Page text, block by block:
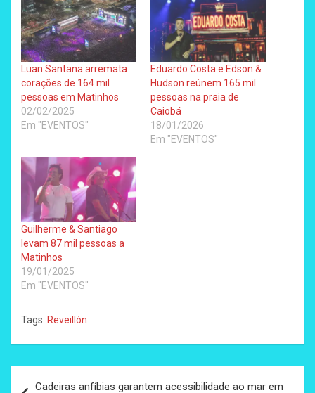
Luan Santana arremata
corações de 164 mil
pessoas em Matinhos
02/02/2025
Em "EVENTOS"
Eduardo Costa e Edson &
Hudson reúnem 165 mil
pessoas na praia de
Caiobá
18/01/2026
Em "EVENTOS"
Guilherme & Santiago
levam 87 mil pessoas a
Matinhos
19/01/2025
Em "EVENTOS"
Tags: Reveillón
Cadeiras anfíbias garantem acessibilidade ao mar em